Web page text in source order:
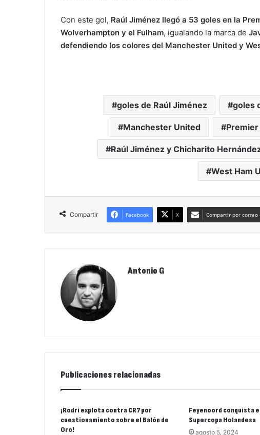
Con este gol, Raúl Jiménez llegó a 53 goles en la
Wolverhampton y el Fulham, igualando la marca de
defendiendo los colores del Manchester United y
goles de Raúl Jiménez goles
Manchester United
Raúl Jiménez y Chicharito
West Ham
Compartir Facebook X Compartir por correo
Antonio G
Publicaciones relacionadas
¡Rodri explota contra CR7 por
cuestionamiento sobre el Balón de
Oro!
Feyenoord conquista
Supercopa Holandesa
agosto 5, 2024